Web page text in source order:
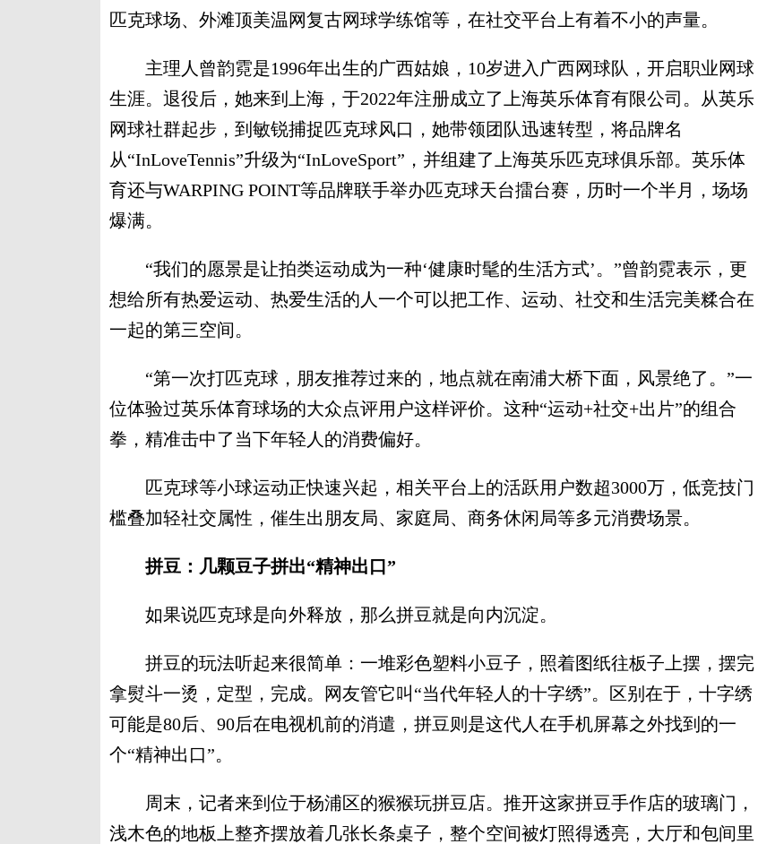
匹克球场、外滩顶美温网复古网球学练馆等，在社交平台上有着不小的声量。
主理人曾韵霓是1996年出生的广西姑娘，10岁进入广西网球队，开启职业网球
生涯。退役后，她来到上海，于2022年注册成立了上海英乐体育有限公司。从英乐
网球社群起步，到敏锐捕捉匹克球风口，她带领团队迅速转型，将品牌名
从“InLoveTennis”升级为“InLoveSport”，并组建了上海英乐匹克球俱乐部。英乐体
育还与WARPING POINT等品牌联手举办匹克球天台擂台赛，历时一个半月，场场
爆满。
“我们的愿景是让拍类运动成为一种‘健康时髦的生活方式’。”曾韵霓表示，更
想给所有热爱运动、热爱生活的人一个可以把工作、运动、社交和生活完美糅合在
一起的第三空间。
“第一次打匹克球，朋友推荐过来的，地点就在南浦大桥下面，风景绝了。”一
位体验过英乐体育球场的大众点评用户这样评价。这种“运动+社交+出片”的组合
拳，精准击中了当下年轻人的消费偏好。
匹克球等小球运动正快速兴起，相关平台上的活跃用户数超3000万，低竞技门
槛叠加轻社交属性，催生出朋友局、家庭局、商务休闲局等多元消费场景。
拼豆：几颗豆子拼出“精神出口”
如果说匹克球是向外释放，那么拼豆就是向内沉淀。
拼豆的玩法听起来很简单：一堆彩色塑料小豆子，照着图纸往板子上摆，摆完
拿熨斗一烫，定型，完成。网友管它叫“当代年轻人的十字绣”。区别在于，十字绣
可能是80后、90后在电视机前的消遣，拼豆则是这代人在手机屏幕之外找到的一
个“精神出口”。
周末，记者来到位于杨浦区的猴猴玩拼豆店。推开这家拼豆手作店的玻璃门，
浅木色的地板上整齐摆放着几张长条桌子，整个空间被灯照得透亮，大厅和包间里